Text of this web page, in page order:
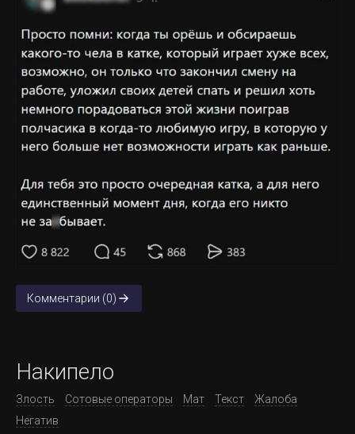
Комментарии (0)
Накипело
Злость Сотовые операторы Мат Текст
Жалоба
Негатив